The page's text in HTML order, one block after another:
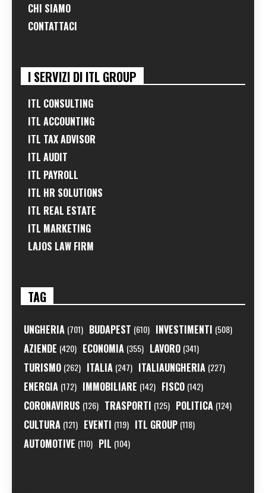
CHI SIAMO
CONTATTACI
I SERVIZI DI ITL GROUP
ITL CONSULTING
ITL ACCOUNTING
ITL TAX ADVISOR
ITL AUDIT
ITL PAYROLL
ITL HR SOLUTIONS
ITL REAL ESTATE
ITL MARKETING
LAJOS LAW FIRM
TAG
UNGHERIA (701) BUDAPEST (610) INVESTIMENTI (508)
AZIENDE (420) ECONOMIA (355) LAVORO (341)
TURISMO (262) ITALIA (247) ITALIAUNGHERIA (227)
ENERGIA (172) IMMOBILIARE (142) FISCO (142)
CORONAVIRUS (126) TRASPORTI (125) POLITICA (124)
CULTURA (121) EVENTI (119) ITL GROUP (118)
AUTOMOTIVE (110) PIL (104)